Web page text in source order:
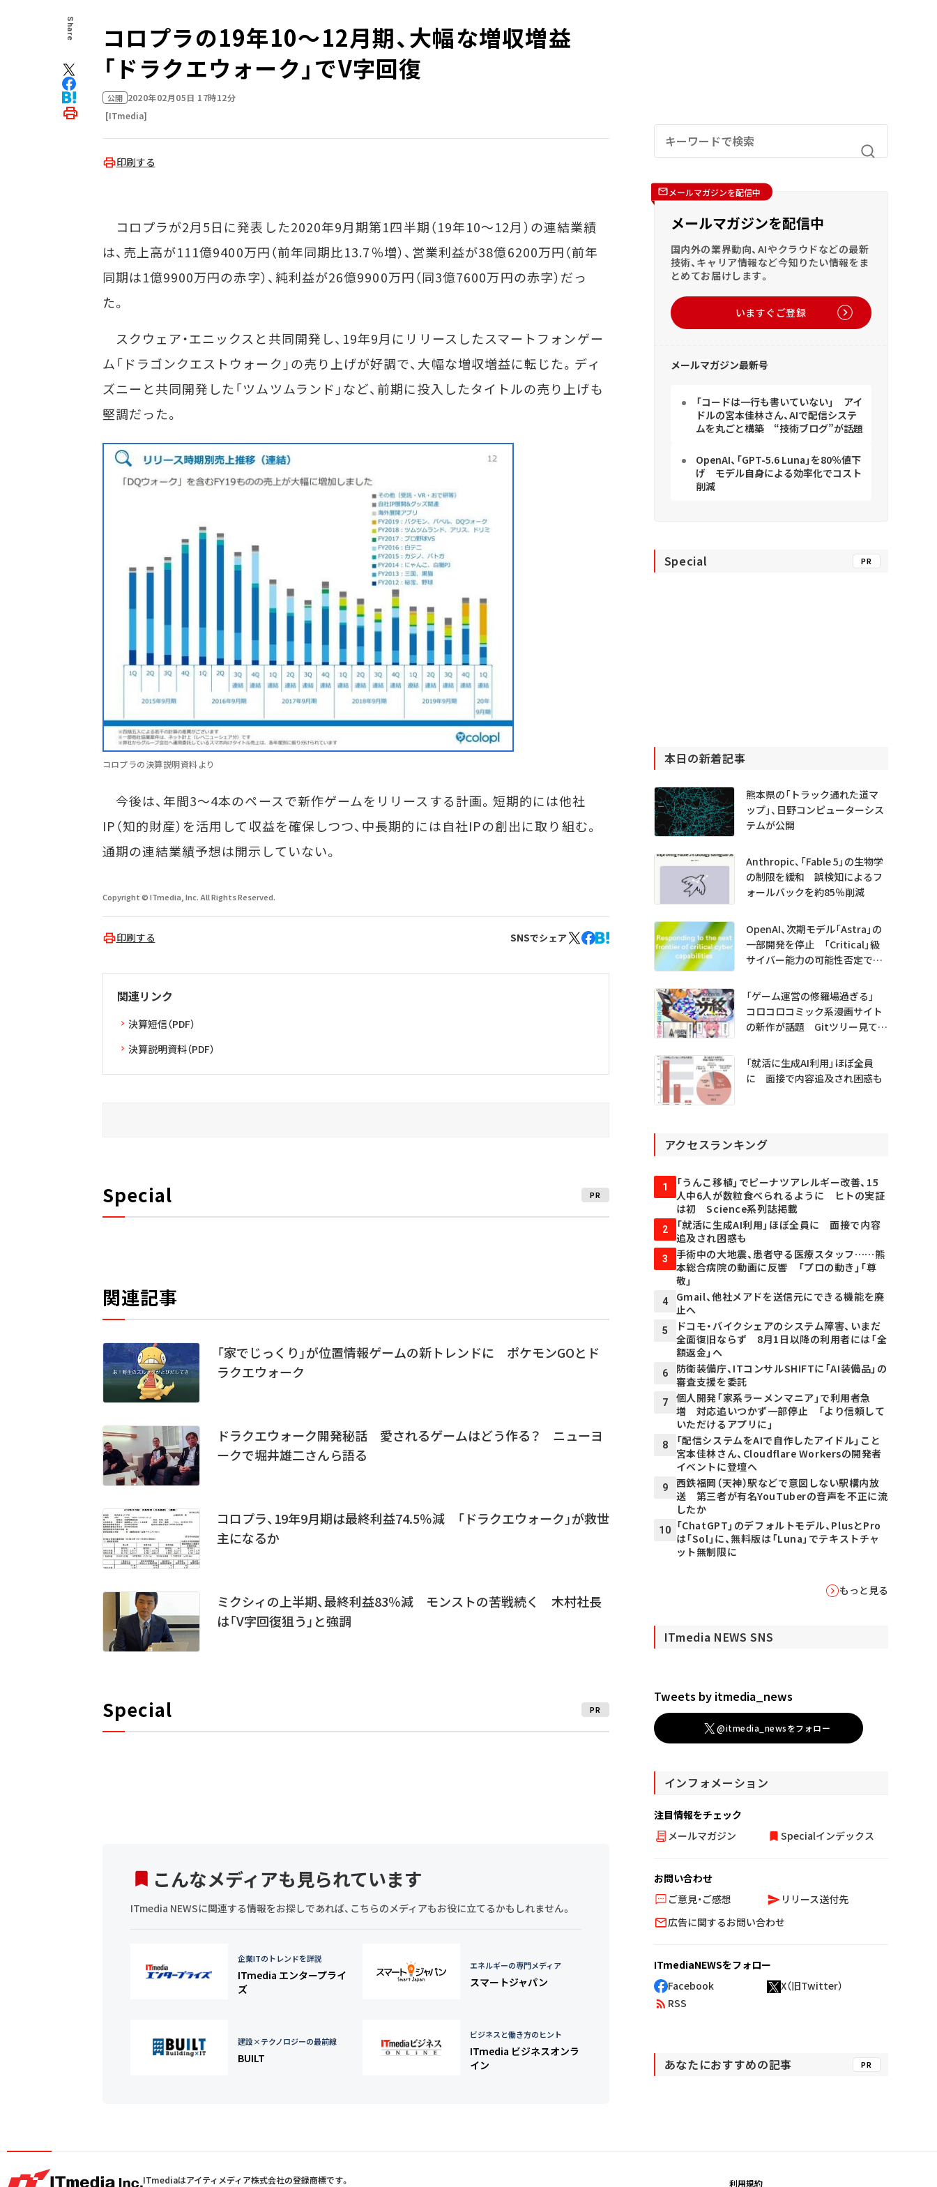
Share
コロプラの19年10～12月期、大幅な増収増益
「ドラクエウォーク」でV字回復
公開 2020年02月05日 17時12分
[ITmedia]
印刷する
コロプラが2月5日に発表した2020年9月期第1四半期（19年10～12月）の連結業績
は、売上高が111億9400万円（前年同期比13.7％増）、営業利益が38億6200万円（前年
同期は1億9900万円の赤字）、純利益が26億9900万円（同3億7600万円の赤字）だっ
た。
スクウェア・エニックスと共同開発し、19年9月にリリースしたスマートフォンゲー
ム「ドラゴンクエストウォーク」の売り上げが好調で、大幅な増収増益に転じた。ディ
ズニーと共同開発した「ツムツムランド」など、前期に投入したタイトルの売り上げも
堅調だった。
コロプラの決算説明資料より
今後は、年間3～4本のペースで新作ゲームをリリースする計画。短期的には他社
IP（知的財産）を活用して収益を確保しつつ、中長期的には自社IPの創出に取り組む。
通期の連結業績予想は開示していない。
Copyright © ITmedia, Inc. All Rights Reserved.
印刷する SNSでシェア
関連リンク
決算短信（PDF）
決算説明資料（PDF）
Special PR
関連記事
「家でじっくり」が位置情報ゲームの新トレンドに ポケモンGOとド
ラクエウォーク
ドラクエウォーク開発秘話 愛されるゲームはどう作る？ ニューヨ
ークで堀井雄二さんら語る
コロプラ、19年9月期は最終利益74.5％減 「ドラクエウォーク」が救世
主になるか
ミクシィの上半期、最終利益83％減 モンストの苦戦続く 木村社長
は「V字回復狙う」と強調
Special PR
こんなメディアも見られています
ITmedia NEWSに関連する情報をお探しであれば、こちらのメディアもお役に立てるかもしれません。
企業ITのトレンドを詳説
ITmedia エンタープライ
ズ
エネルギーの専門メディア
スマートジャパン
建設×テクノロジーの最前線
BUILT
ビジネスと働き方のヒント
ITmedia ビジネスオンラ
イン
メールマガジンを配信中
メールマガジンを配信中
国内外の業界動向、AIやクラウドなどの最新
技術、キャリア情報など今知りたい情報をま
とめてお届けします。
いますぐご登録
メールマガジン最新号
「コードは一行も書いていない」 アイ
ドルの宮本佳林さん、AIで配信システ
ムを丸ごと構築 “技術ブログ”が話題
OpenAI、「GPT-5.6 Luna」を80％値下
げ モデル自身による効率化でコスト
削減
Special PR
本日の新着記事
熊本県の「トラック通れた道マ
ップ」、日野コンピューターシス
テムが公開
Anthropic、「Fable 5」の生物学
の制限を緩和 誤検知によるフ
ォールバックを約85％削減
OpenAI、次期モデル「Astra」の
一部開発を停止 「Critical」級
サイバー能力の可能性否定でき
「ゲーム運営の修羅場過ぎる」
コロコロコミック系漫画サイト
の新作が話題 Gitツリー見てガ
「就活に生成AI利用」ほぼ全員
に 面接で内容追及され困惑も
アクセスランキング
1
「うんこ移植」でピーナツアレルギー改善、15
人中6人が数粒食べられるように ヒトの実証
は初 Science系列誌掲載
2
「就活に生成AI利用」ほぼ全員に 面接で内容
追及され困惑も
3
手術中の大地震、患者守る医療スタッフ……熊
本総合病院の動画に反響 「プロの動き」「尊
敬」
4
Gmail、他社メアドを送信元にできる機能を廃
止へ
5
ドコモ・バイクシェアのシステム障害、いまだ
全面復旧ならず 8月1日以降の利用者には「全
額返金」へ
6
防衛装備庁、ITコンサルSHIFTに「AI装備品」の
審査支援を委託
7
個人開発「家系ラーメンマニア」で利用者急
増 対応追いつかず一部停止 「より信頼して
いただけるアプリに」
8
「配信システムをAIで自作したアイドル」こと
宮本佳林さん、Cloudflare Workersの開発者
イベントに登壇へ
9
西鉄福岡（天神）駅などで意図しない駅構内放
送 第三者が有名YouTuberの音声を不正に流
したか
10
「ChatGPT」のデフォルトモデル、PlusとPro
は「Sol」に、無料版は「Luna」でテキストチャ
ット無制限に
もっと見る
ITmedia NEWS SNS
Tweets by itmedia_news
@itmedia_newsをフォロー
インフォメーション
注目情報をチェック
メールマガジン
Specialインデックス
お問い合わせ
ご意見・ご感想
リリース送付先
広告に関するお問い合わせ
ITmediaNEWSをフォロー
Facebook
X（旧Twitter）
RSS
あなたにおすすめの記事 PR
ITmediaはアイティメディア株式会社の登録商標です。 利用規約